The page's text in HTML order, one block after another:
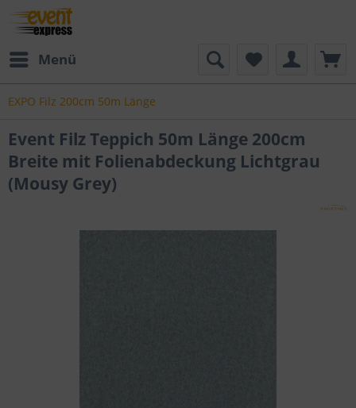
Menü
EXPO Filz 200cm 50m Länge
Event Filz Teppich 50m Länge 200cm
Breite mit Folienabdeckung Lichtgrau
(Mousy Grey)